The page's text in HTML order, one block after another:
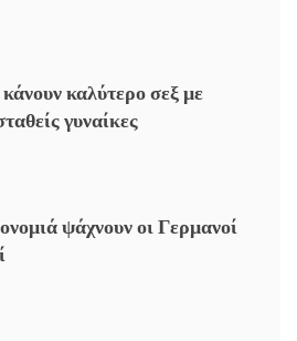
καλύτερο σεξ με
γυναίκες
ψάχνουν οι Γερμανοί